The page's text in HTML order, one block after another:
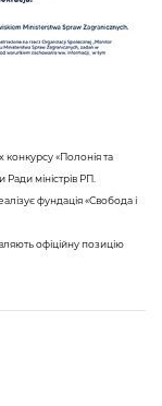
конкурсу «Полонія та
міністрів РП.
фундація «Свобода і
офіційну позицію